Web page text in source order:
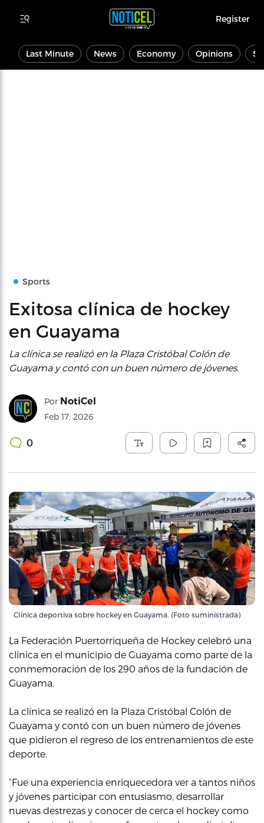
Register
Last Minute News Economy Opinions
Sports
Exitosa clínica de hockey
en Guayama
La clínica se realizó en la Plaza Cristóbal Colón de
Guayama y contó con un buen número de jóvenes.
Por NotiCel
Feb 17, 2026
0
Clínica deportiva sobre hockey en Guayama. (Foto suministrada)
La Federación Puertorriqueña de Hockey celebró una
clínica en el municipio de Guayama como parte de la
conmemoración de los 290 años de la fundación de
Guayama.
La clínica se realizó en la Plaza Cristóbal Colón de
Guayama y contó con un buen número de jóvenes
que pidieron el regreso de los entrenamientos de este
deporte.
“Fue una experiencia enriquecedora ver a tantos niños
y jóvenes participar con entusiasmo, desarrollar
nuevas destrezas y conocer de cerca el hockey como